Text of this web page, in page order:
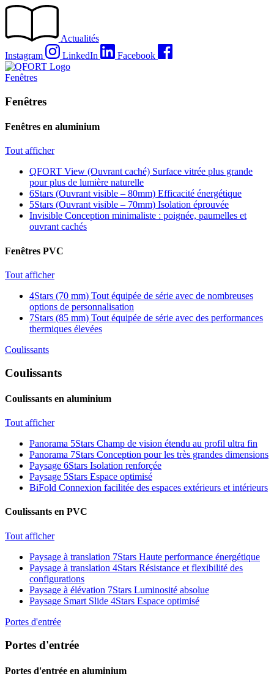
Passer
Actualités
Instagram
LinkedIn Facebook
Fenêtres
Fenêtres
Fenêtres en aluminium
Tout afficher
QFORT View (Ouvrant caché) Surface vitrée plus grande
pour plus de lumière naturelle
6Stars (Ouvrant visible – 80mm) Efficacité énergétique
5Stars (Ouvrant visible – 70mm) Isolation éprouvée
Invisible Conception minimaliste : poignée, paumelles et
ouvrant cachés
Fenêtres PVC
Tout afficher
4Stars (70 mm) Tout équipée de série avec de nombreuses
options de personnalisation
7Stars (85 mm) Tout équipée de série avec des performances
thermiques élevées
Coulissants
Coulissants
Coulissants en aluminium
Tout afficher
Panorama 5Stars Champ de vision étendu au profil ultra fin
Panorama 7Stars Conception pour les très grandes dimensions
Paysage 6Stars Isolation renforçée
Paysage 5Stars Espace optimisé
BiFold Connexion facilitée des espaces extérieurs et intérieurs
Coulissants en PVC
Tout afficher
Paysage à translation 7Stars Haute performance énergétique
Paysage à translation 4Stars Résistance et flexibilité des
configurations
Paysage à élévation 7Stars Luminosité absolue
Paysage Smart Slide 4Stars Espace optimisé
Portes d'entrée
Portes d'entrée
Portes d'entrée en aluminium